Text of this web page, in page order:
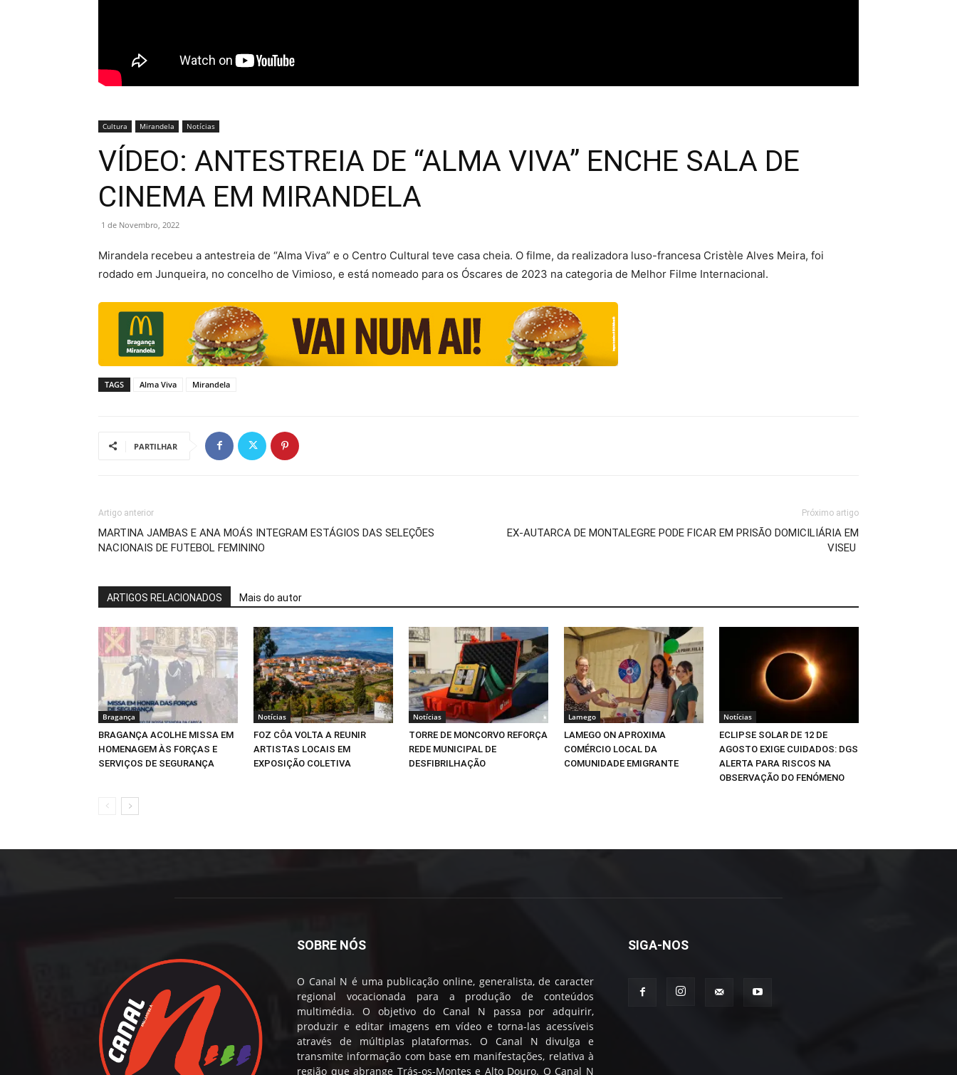
Cultura Mirandela Notícias
VÍDEO: ANTESTREIA DE “ALMA VIVA” ENCHE SALA DE
CINEMA EM MIRANDELA
1 de Novembro, 2022
Mirandela recebeu a antestreia de “Alma Viva” e o Centro Cultural teve casa cheia. O filme, da realizadora luso-francesa Cristèle Alves Meira, foi
rodado em Junqueira, no concelho de Vimioso, e está nomeado para os Óscares de 2023 na categoria de Melhor Filme Internacional.
TAGS Alma Viva Mirandela
PARTILHAR
Artigo anterior
MARTINA JAMBAS E ANA MOÁS INTEGRAM ESTÁGIOS DAS SELEÇÕES
NACIONAIS DE FUTEBOL FEMININO
Próximo artigo
EX-AUTARCA DE MONTALEGRE PODE FICAR EM PRISÃO DOMICILIÁRIA EM
VISEU
ARTIGOS RELACIONADOS Mais do autor
Bragança
BRAGANÇA ACOLHE MISSA EM
HOMENAGEM ÀS FORÇAS E
SERVIÇOS DE SEGURANÇA
Notícias
FOZ CÔA VOLTA A REUNIR
ARTISTAS LOCAIS EM
EXPOSIÇÃO COLETIVA
Notícias
TORRE DE MONCORVO REFORÇA
REDE MUNICIPAL DE
DESFIBRILHAÇÃO
Lamego
LAMEGO ON APROXIMA
COMÉRCIO LOCAL DA
COMUNIDADE EMIGRANTE
Notícias
ECLIPSE SOLAR DE 12 DE
AGOSTO EXIGE CUIDADOS: DGS
ALERTA PARA RISCOS NA
OBSERVAÇÃO DO FENÓMENO
SOBRE NÓS
O Canal N é uma publicação online, generalista, de caracter
regional vocacionada para a produção de conteúdos
multimédia. O objetivo do Canal N passa por adquirir,
produzir e editar imagens em vídeo e torna-las acessíveis
através de múltiplas plataformas. O Canal N divulga e
transmite informação com base em manifestações, relativa à
região que abrange Trás-os-Montes e Alto Douro. O Canal N
SIGA-NOS